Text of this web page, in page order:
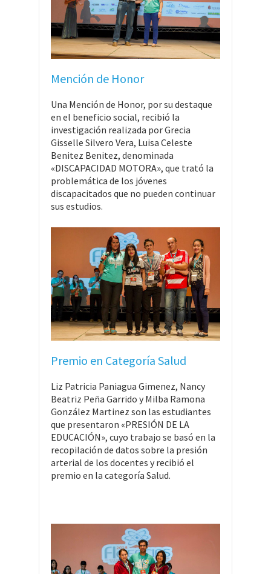
Mención de Honor
Una Mención de Honor, por su destaque
en el beneficio social, recibió la
investigación realizada por Grecia
Gisselle Silvero Vera, Luisa Celeste
Benitez Benitez, denominada
«DISCAPACIDAD MOTORA», que trató la
problemática de los jóvenes
discapacitados que no pueden continuar
sus estudios.
Premio en Categoría Salud
Liz Patricia Paniagua Gimenez, Nancy
Beatriz Peña Garrido y Milba Ramona
González Martinez son las estudiantes
que presentaron «PRESIÓN DE LA
EDUCACIÓN», cuyo trabajo se basó en la
recopilación de datos sobre la presión
arterial de los docentes y recibió el
premio en la categoría Salud.